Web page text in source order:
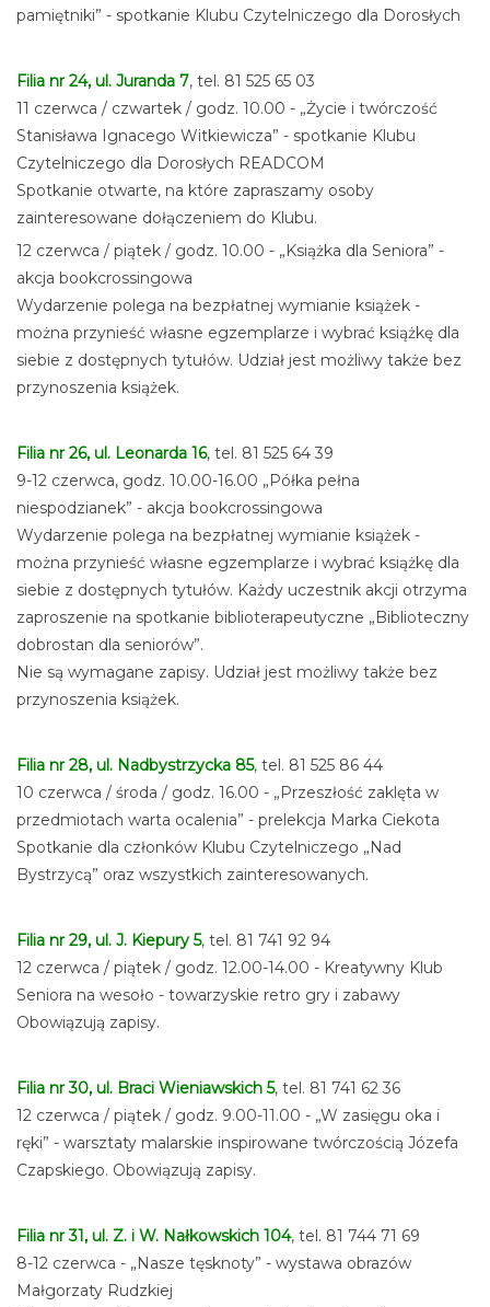
pamiętniki” - spotkanie Klubu Czytelniczego dla Dorosłych
Filia nr 24, ul. Juranda 7, tel. 81 525 65 03
11 czerwca / czwartek / godz. 10.00 - „Życie i twórczość
Stanisława Ignacego Witkiewicza” - spotkanie Klubu
Czytelniczego dla Dorosłych READCOM
Spotkanie otwarte, na które zapraszamy osoby
zainteresowane dołączeniem do Klubu.
12 czerwca / piątek / godz. 10.00 - „Książka dla Seniora” -
akcja bookcrossingowa
Wydarzenie polega na bezpłatnej wymianie książek -
można przynieść własne egzemplarze i wybrać książkę dla
siebie z dostępnych tytułów. Udział jest możliwy także bez
przynoszenia książek.
Filia nr 26, ul. Leonarda 16, tel. 81 525 64 39
9-12 czerwca, godz. 10.00-16.00 „Półka pełna
niespodzianek” - akcja bookcrossingowa
Wydarzenie polega na bezpłatnej wymianie książek -
można przynieść własne egzemplarze i wybrać książkę dla
siebie z dostępnych tytułów. Każdy uczestnik akcji otrzyma
zaproszenie na spotkanie biblioterapeutyczne „Biblioteczny
dobrostan dla seniorów”.
Nie są wymagane zapisy. Udział jest możliwy także bez
przynoszenia książek.
Filia nr 28, ul. Nadbystrzycka 85, tel. 81 525 86 44
10 czerwca / środa / godz. 16.00 - „Przeszłość zaklęta w
przedmiotach warta ocalenia” - prelekcja Marka Ciekota
Spotkanie dla członków Klubu Czytelniczego „Nad
Bystrzycą” oraz wszystkich zainteresowanych.
Filia nr 29, ul. J. Kiepury 5, tel. 81 741 92 94
12 czerwca / piątek / godz. 12.00-14.00 - Kreatywny Klub
Seniora na wesoło - towarzyskie retro gry i zabawy
Obowiązują zapisy.
Filia nr 30, ul. Braci Wieniawskich 5, tel. 81 741 62 36
12 czerwca / piątek / godz. 9.00-11.00 - „W zasięgu oka i
ręki” - warsztaty malarskie inspirowane twórczością Józefa
Czapskiego. Obowiązują zapisy.
Filia nr 31, ul. Z. i W. Nałkowskich 104, tel. 81 744 71 69
8-12 czerwca - „Nasze tęsknoty” - wystawa obrazów
Małgorzaty Rudzkiej